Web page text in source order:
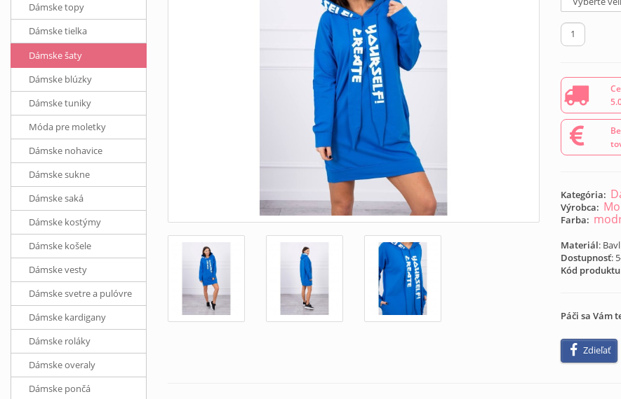
Kategória:
Výrobca:
Farba:
Materiál:
Dostupnosť:
Kód produktu
Páči sa Vám
Zdieľať
Dámske topy
Dámske tielka
Dámske šaty
Dámske blúzky
Dámske tuniky
Móda pre moletky
Dámske nohavice
Dámske sukne
Dámske saká
Dámske kostýmy
Dámske košele
Dámske vesty
Dámske svetre a pulóvre
Dámske kardigany
Dámske roláky
Dámske overaly
Dámske pončá